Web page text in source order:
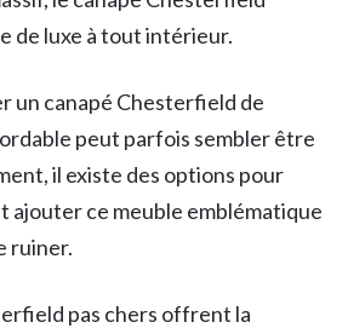
de luxe à tout intérieur.
un canapé Chesterfield de
peut parfois sembler être
il existe des options pour
ajouter ce meuble emblématique
ruiner.
pas chers offrent la